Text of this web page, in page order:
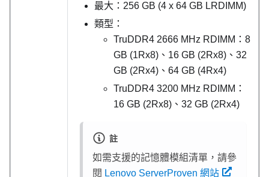
最大：256 GB (4 x 64 GB LRDIMM)
類型：
TruDDR4 2666 MHz RDIMM：8
GB (1Rx8)、16 GB (2Rx8)、32
GB (2Rx4)、64 GB (4Rx4)
TruDDR4 3200 MHz RDIMM：
16 GB (2Rx8)、32 GB (2Rx4)
註
如需支援的記憶體模組清單，請參
閱 Lenovo ServerProven 網站